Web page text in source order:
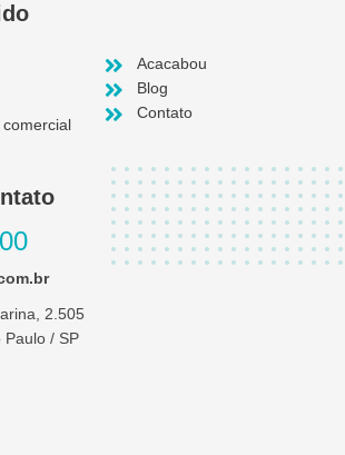
Acacabou
Blog
Contato
2.505
Paulo / SP